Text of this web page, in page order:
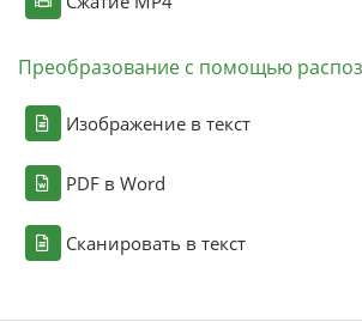
Преобразование с помощью
Изображение в текст
PDF в Word
Сканировать в текст